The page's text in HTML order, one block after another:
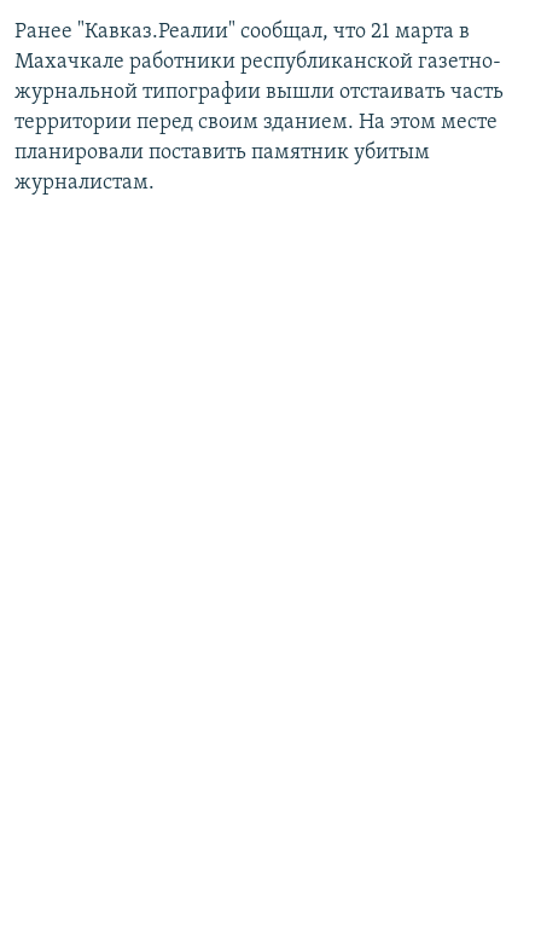
Ранее "Кавказ.Реалии" сообщал, что 21 марта в
Махачкале работники республиканской газетно-
журнальной типографии вышли отстаивать часть
территории перед своим зданием. На этом месте
планировали поставить памятник убитым
журналистам.